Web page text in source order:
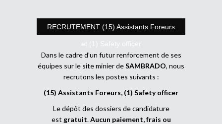
RECRUTEMENT (15) Assistants Foreurs
et (1) Safety officer
Dans le cadre d’un futur renforcement de ses
équipes sur le site minier deSAMBRADO, nous
recrutons les postes suivants :
(15) Assistants Foreurs, (1) Safety officer
Le dépôt des dossiers de candidature
est gratuit.Aucun paiement, frais ou